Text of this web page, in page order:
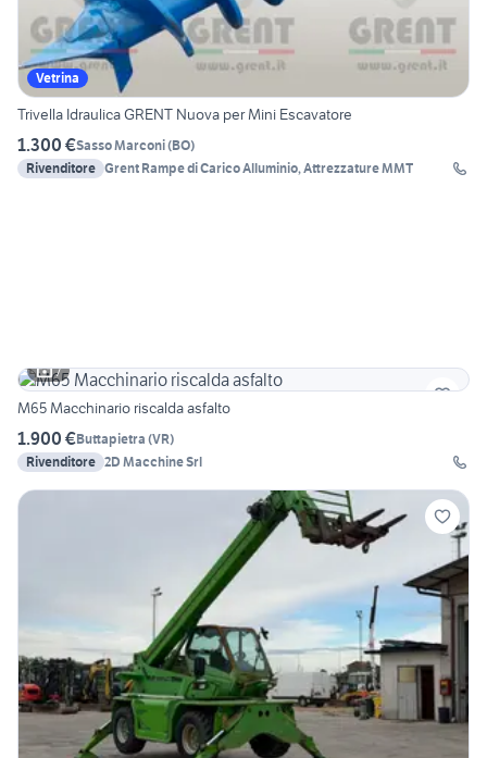
Vetrina
Trivella Idraulica GRENT Nuova per Mini Escavatore
1.300 €Sasso Marconi(BO)
Rivenditore Grent Rampe di Carico Alluminio, Attrezzature MMT
7
M65 Macchinario riscalda asfalto
1.900 €Buttapietra (VR)
Rivenditore 2D Macchine Srl